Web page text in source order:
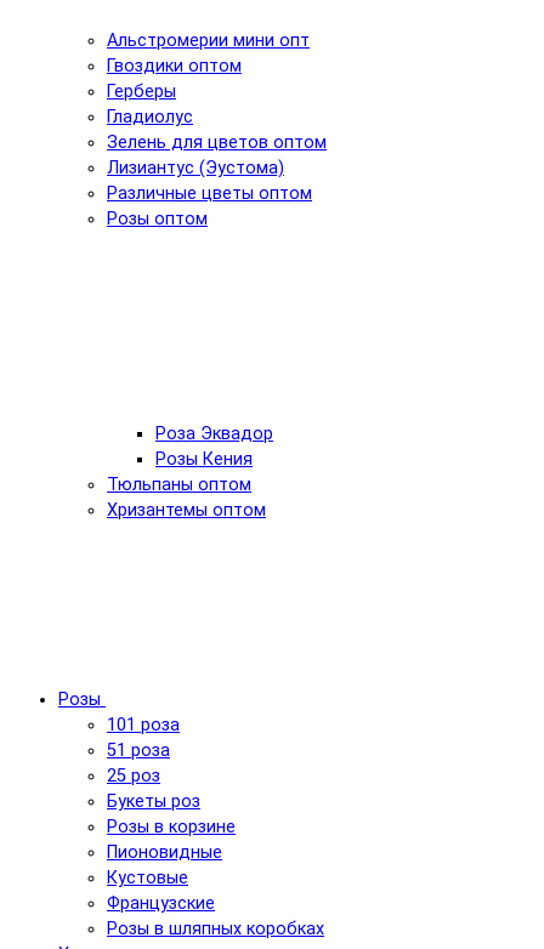
Альстромерии мини опт
Гвоздики оптом
Герберы
Гладиолус
Зелень для цветов оптом
Лизиантус (Эустома)
Различные цветы оптом
Розы оптом
Роза Эквадор
Розы Кения
Тюльпаны оптом
Хризантемы оптом
Розы
101 роза
51 роза
25 роз
Букеты роз
Розы в корзине
Пионовидные
Кустовые
Французские
Розы в шляпных коробках